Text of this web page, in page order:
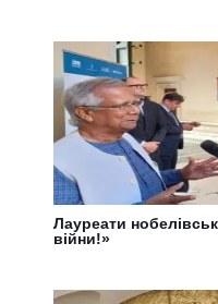
Лауреати
війни!»